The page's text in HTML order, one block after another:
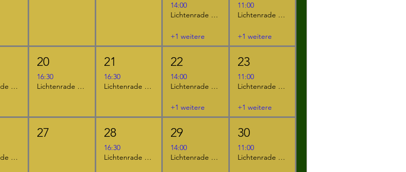
14:00
Lichtenrade - "Furzipups und Lulu Lavazunge"
+1 weitere
11:00
Lichtenrade - "Furzipups, der Knatterdrache"
+1 weitere
Lichtenrade - "Das NEINhorn und die SchLANGEWEILE"
20
16:30
Lichtenrade - "Furzipups, der Knatterdrache"
21
16:30
Lichtenrade - "Furzipups und Lulu Lavazunge"
22
14:00
Lichtenrade - "Der kleine Ritter Kackebart"
+1 weitere
23
11:00
Lichtenrade - "Furzipups und Lulu Lavazunge"
+1 weitere
Lichtenrade - "Furzipups, der Knatterdrache"
27 28
16:30
Lichtenrade - "Der kleine Ritter Kackebart"
29
14:00
Lichtenrade - "Das NEINhorn"
30
11:00
Lichtenrade - "Der kleine Ritter Kackebart"